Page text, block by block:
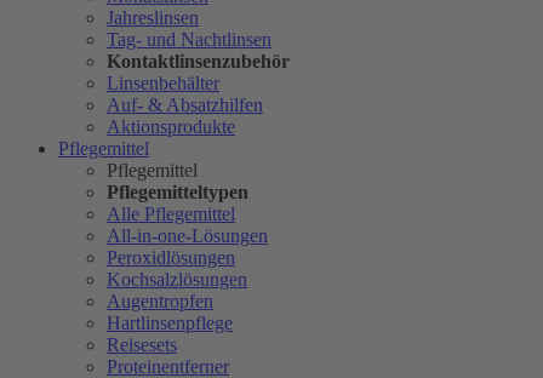
Jahreslinsen
Tag- und Nachtlinsen
Kontaktlinsenzubehör
Linsenbehälter
Auf- & Absatzhilfen
Aktionsprodukte
Pflegemittel
Pflegemittel
Pflegemitteltypen
Alle Pflegemittel
All-in-one-Lösungen
Peroxidlösungen
Kochsalzlösungen
Augentropfen
Hartlinsenpflege
Reisesets
Proteinentferner